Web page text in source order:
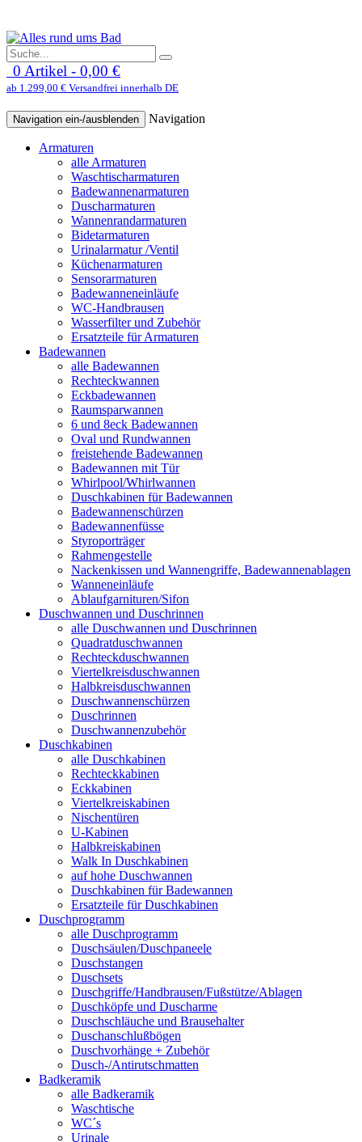
0 Artikel - 0,00 €
ab 1.299,00 € Versandfrei innerhalb DE
Navigation ein-/ausblenden Navigation
Armaturen
alle Armaturen
Waschtischarmaturen
Badewannenarmaturen
Duscharmaturen
Wannenrandarmaturen
Bidetarmaturen
Urinalarmatur /Ventil
Küchenarmaturen
Sensorarmaturen
Badewanneneinläufe
WC-Handbrausen
Wasserfilter und Zubehör
Ersatzteile für Armaturen
Badewannen
alle Badewannen
Rechteckwannen
Eckbadewannen
Raumsparwannen
6 und 8eck Badewannen
Oval und Rundwannen
freistehende Badewannen
Badewannen mit Tür
Whirlpool/Whirlwannen
Duschkabinen für Badewannen
Badewannenschürzen
Badewannenfüsse
Styroporträger
Rahmengestelle
Nackenkissen und Wannengriffe, Badewannenablagen
Wanneneinläufe
Ablaufgarnituren/Sifon
Duschwannen und Duschrinnen
alle Duschwannen und Duschrinnen
Quadratduschwannen
Rechteckduschwannen
Viertelkreisduschwannen
Halbkreisduschwannen
Duschwannenschürzen
Duschrinnen
Duschwannenzubehör
Duschkabinen
alle Duschkabinen
Rechteckkabinen
Eckkabinen
Viertelkreiskabinen
Nischentüren
U-Kabinen
Halbkreiskabinen
Walk In Duschkabinen
auf hohe Duschwannen
Duschkabinen für Badewannen
Ersatzteile für Duschkabinen
Duschprogramm
alle Duschprogramm
Duschsäulen/Duschpaneele
Duschstangen
Duschsets
Duschgriffe/Handbrausen/Fußstütze/Ablagen
Duschköpfe und Duscharme
Duschschläuche und Brausehalter
Duschanschlußbögen
Duschvorhänge + Zubehör
Dusch-/Antirutschmatten
Badkeramik
alle Badkeramik
Waschtische
WC´s
Urinale